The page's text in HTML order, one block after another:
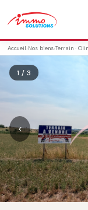
Accueil›Nos biens›Terrain ·
‹
1 / 3